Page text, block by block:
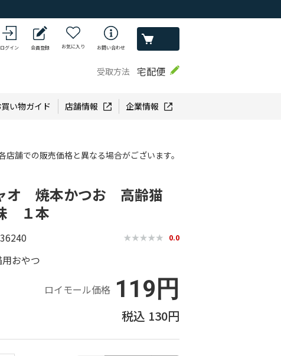
ログイン 会員登録 お気に入り お問い合わせ
受取方法 宅配便
買い物ガイド 店舗情報 企業情報
店舗での販売価格と異なる場合がございます。
オ 焼本かつお 高齢猫
１本
0.0
おやつ
ロイモール価格 119円
130円